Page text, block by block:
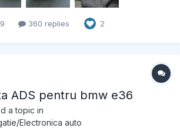
360 replies 2
ADS pentru bmw e36
a topic in
Electronica auto